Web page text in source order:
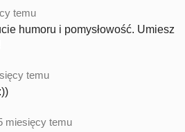
temu
humoru i pomysłowość. Umiesz
temu
miesięcy temu